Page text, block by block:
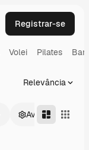
Registrar-se
Volei Pilates
Relevância
Avançado